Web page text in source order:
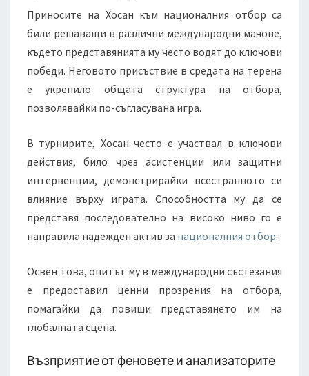
Приносите на Хосан към националния отбор са
били решаващи в различни международни мачове,
където представянията му често водят до ключови
победи. Неговото присъствие в средата на терена
е укрепило общата структура на отбора,
позволявайки по-съгласувана игра.
В турнирите, Хосан често е участвал в ключови
действия, било чрез асистенции или защитни
интервенции, демонстрирайки всестранното си
влияние върху играта. Способността му да се
представя последователно на високо ниво го е
направила надежден актив за националния отбор.
Освен това, опитът му в международни състезания
е предоставил ценни прозрения на отбора,
помагайки да повиши представянето им на
глобалната сцена.
Възприятие от феновете и анализаторите